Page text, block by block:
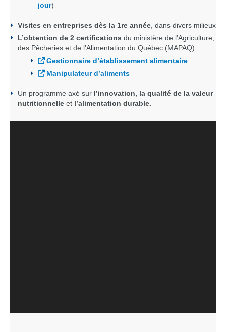
jour)
Visites en entreprises dès la 1re année , dans divers milieux
L’obtention de 2 certifications du ministère de l’Agriculture,
des Pêcheries et de l’Alimentation du Québec (MAPAQ)
Gestionnaire d’établissement alimentaire
Manipulateur d’aliments
Un programme axé sur l’innovation, la qualité de la valeur
nutritionnelle et l’alimentation durable.